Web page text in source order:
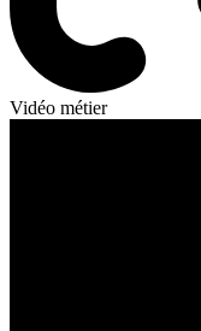
Vidéo métier